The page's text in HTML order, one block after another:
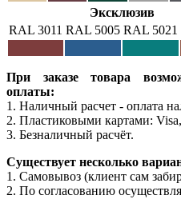
Эксклюзив
RAL 3011 RAL 5005 RAL 5021
При заказе товара
оплаты:
1. Наличный расчет - оплата
2. Пластиковыми картами:
3. Безналичный расчёт.
Существует несколько
1. Самовывоз (клиент сам
2. По согласованию